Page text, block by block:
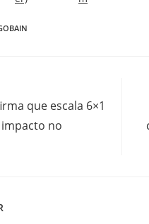
que escala 6×1
no